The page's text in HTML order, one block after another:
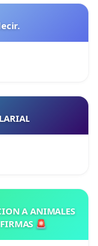
A ANIMALES
FIRMAS 🚨